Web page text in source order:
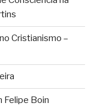
Cristianismo –
Felipe Boin